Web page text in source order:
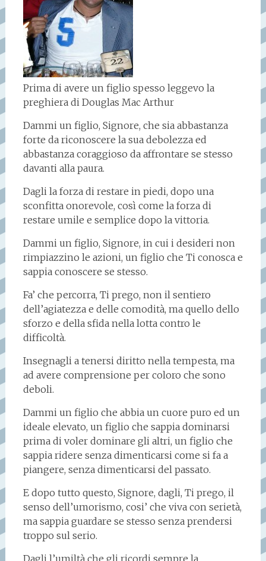
Prima di avere un figlio spesso leggevo la
preghiera di Douglas Mac Arthur
Dammi un figlio, Signore, che sia abbastanza
forte da riconoscere la sua debolezza ed
abbastanza coraggioso da affrontare se stesso
davanti alla paura.
Dagli la forza di restare in piedi, dopo una
sconfitta onorevole, così come la forza di
restare umile e semplice dopo la vittoria.
Dammi un figlio, Signore, in cui i desideri non
rimpiazzino le azioni, un figlio che Ti conosca e
sappia conoscere se stesso.
Fa’ che percorra, Ti prego, non il sentiero
dell’agiatezza e delle comodità, ma quello dello
sforzo e della sfida nella lotta contro le
difficoltà.
Insegnagli a tenersi diritto nella tempesta, ma
ad avere comprensione per coloro che sono
deboli.
Dammi un figlio che abbia un cuore puro ed un
ideale elevato, un figlio che sappia dominarsi
prima di voler dominare gli altri, un figlio che
sappia ridere senza dimenticarsi come si fa a
piangere, senza dimenticarsi del passato.
E dopo tutto questo, Signore, dagli, Ti prego, il
senso dell’umorismo, cosi’ che viva con serietà,
ma sappia guardare se stesso senza prendersi
troppo sul serio.
Dagli l’umiltà che gli ricordi sempre la